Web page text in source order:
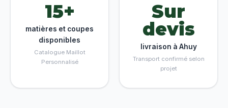
15+
matières et coupes
disponibles
Catalogue Maillot
Personnalisé
Sur
devis
livraison à Ahuy
Transport confirmé selon
projet